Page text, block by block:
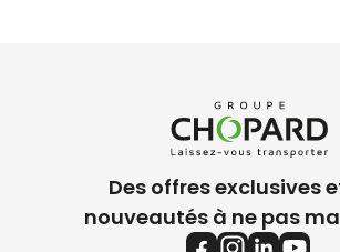
Des offres exclusives
nouveautés à ne pas